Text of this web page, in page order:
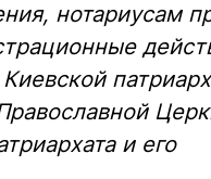
нотариусам
и его